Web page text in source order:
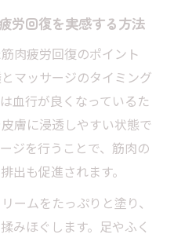
労回復を実感する方法
肉疲労回復のポイント
マッサージのタイミング
血行が良くなっているた
膚に浸透しやすい状態で
ジを行うことで、筋肉の
出も促進されます。
ームをたっぷりと塗り、
みほぐします。足やふく